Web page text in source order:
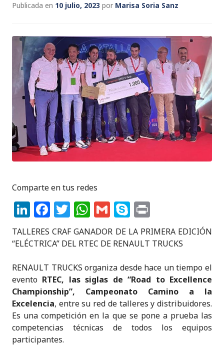
Publicada en 10 julio, 2023 por Marisa Soria Sanz
Comparte en tus redes
Li
n
k
dI
n
F
a
c
b
o
o
k
T
w
it
r
W
h
a
A
p
p
G
m
ai
S
k
y
e
ri
n
TALLERES CRAF GANADOR DE LA PRIMERA EDICIÓN
“ELÉCTRICA” DEL RTEC DE RENAULT TRUCKS
RENAULT TRUCKS organiza desde hace un tiempo el
evento RTEC, las siglas de “Road to Excellence
Championship”, Campeonato Camino a la
Excelencia, entre su red de talleres y distribuidores.
Es una competición en la que se pone a prueba las
competencias técnicas de todos los equipos
participantes.